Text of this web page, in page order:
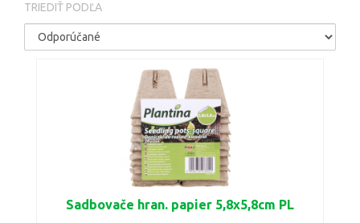
TRIEDIŤ PODĽA
Sadbovače hran. papier 5,8x5,8cm PL